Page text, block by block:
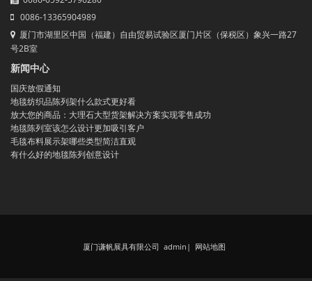
0086-13365904989
厦门市湖里区中国（福建）自由贸易试验区厦门片区（保税区）象兴一路27
号2B室
新闻中心
国庆放假通知
地毯纺织品陈列架什么款式更好看
放大您的商品：大理石大型货架解决方案实现零售成功
地毯陈列室该怎么设计更加吸引客户
毛毯布料展示架哪些类型简洁直观
有什么好的地毯陈列创意设计
厦门谦帆展具有限公司 admin | 网站地图